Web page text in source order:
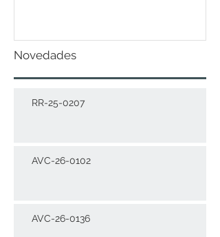
Novedades
RR-25-0207
AVC-26-0102
AVC-26-0136